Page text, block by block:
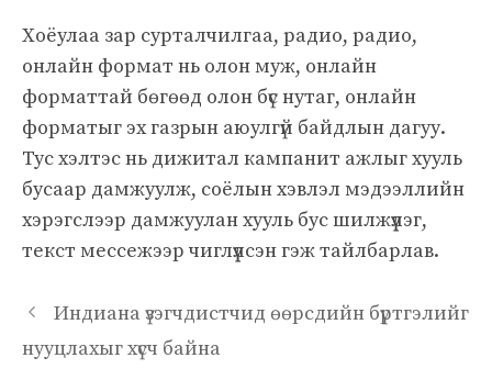
Хоёулаа зар сурталчилгаа, радио, радио,
онлайн формат нь олон муж, онлайн
форматтай бөгөөд олон бүс нутаг, онлайн
форматыг эх газрын аюулгүй байдлын дагуу.
Тус хэлтэс нь дижитал кампанит ажлыг хууль
бусаар дамжуулж, соёлын хэвлэл мэдээллийн
хэрэгслээр дамжуулан хууль бус шилжүүлэг,
текст мессежээр чиглүүлсэн гэж тайлбарлав.
Индиана үзэгчдистчид өөрсдийн бүртгэлийг
нууцлахыг хүсч байна